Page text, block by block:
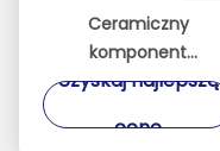
Ceramiczny
komponent
aluminiowy na
Uzyskaj najlepszą
cenę